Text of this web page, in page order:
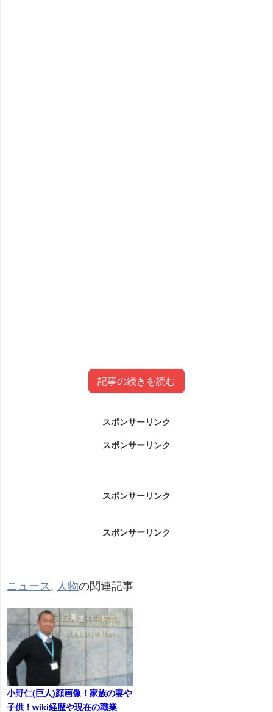
記事の続きを読む
女優の堺小春が結婚したことを１日、自身のＳＮＳ
させていただきます」と報告。お相手については触
れず、２人で手を合わせた結婚指輪や和装姿の写真
をインスタグラムなどに投稿した。
そして「いつも温かく側で支えてくれている夫や、
応援してくださる皆さまに感謝して、更に気を引き
締めてお仕事に力を入れていきます。今後とも宜し
くお願い致します」と記した。
スポンサーリンク
スポンサーリンク
スポンサーリンク
スポンサーリンク
ニュース , 人物の関連記事
小野仁(巨人)顔画像！家族の妻や
子供！wiki経歴や現在の職業